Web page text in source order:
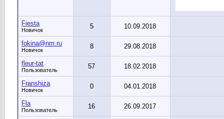
Fiesta
Новичок 5 10.09.2018
fokina@nm.ru
Новичок 8 29.08.2018
fleur-tat
Пользователь 57 18.02.2018
Franshiza
Новичок 0 04.01.2018
Fla
Пользователь 16 26.09.2017